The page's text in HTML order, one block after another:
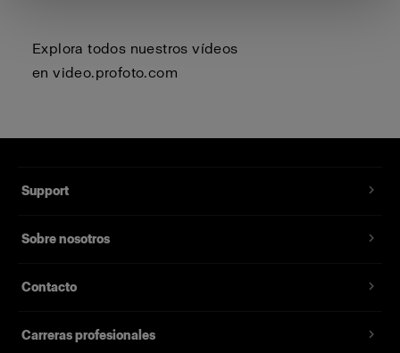
Explora todos nuestros vídeos
envideo.profoto.com
Support
Sobre nosotros
Contacto
Carreras profesionales